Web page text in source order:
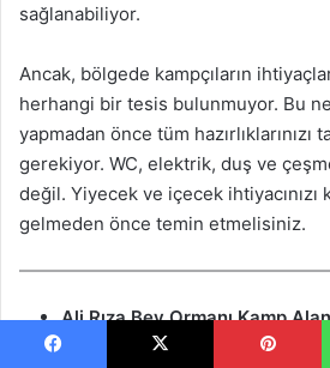
sağlanabiliyor.
Ancak, bölgede kampçıların
herhangi bir tesis bulunmuyor. Bu
yapmadan önce tüm hazırlıklarınızı
gerekiyor. WC, elektrik, duş ve
değil. Yiyecek ve içecek ihtiyacınızı
gelmeden önce temin etmelisiniz.
Ali Rıza Bey Ormanı Kamp
Mustafa Konu Cd. Yanyolu